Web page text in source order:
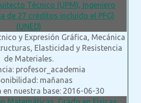
Técnico (UPM), Ingeniero
de 27 créditos incluido el PFG)
(UNED)
y Expresión Gráfica, Mecánica
Elasticidad y Resistencia
de Materiales.
profesor_academia
mañanas
en nuestra base: 2016-06-30